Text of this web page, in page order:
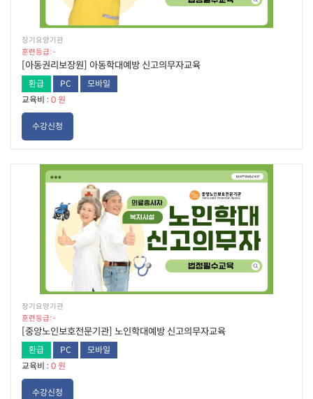
장기요양기관
훈련등급: -
[아동권리보장원] 아동학대예방 신고의무자교육
환급 PC
모바일
교육비 : 0 원
수강신청
장기요양기관
훈련등급: -
[중앙노인보호전문기관] 노인학대예방 신고의무자교육
환급 PC
모바일
교육비 : 0 원
수강신청